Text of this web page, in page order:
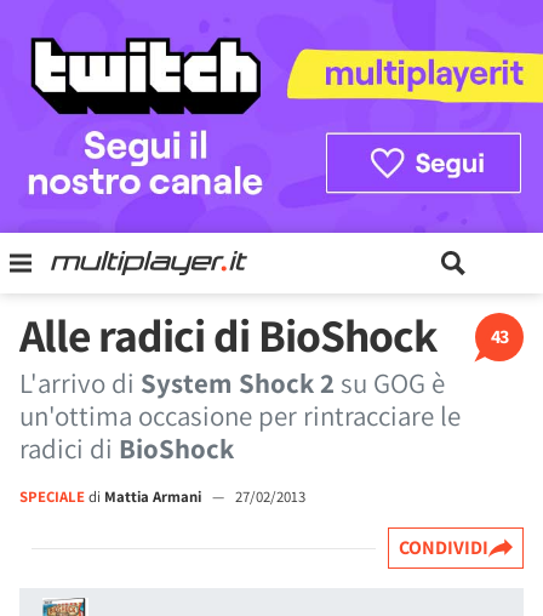
43
Alle radici di BioShock
L'arrivo di System Shock 2 su GOG è
un'ottima occasione per rintracciare le
radici di BioShock
SPECIALEdi Mattia Armani — 27/02/2013
CONDIVIDI